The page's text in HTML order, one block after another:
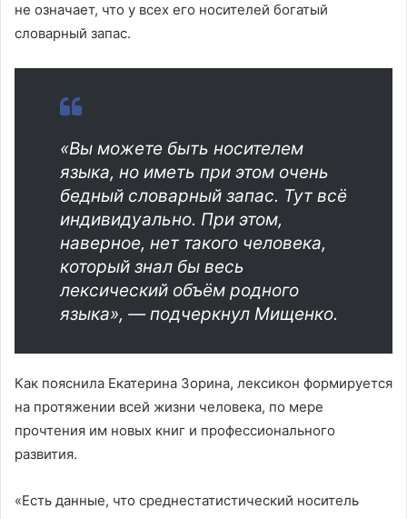
не означает, что у всех его носителей богатый
словарный запас.
«Вы можете быть носителем
языка, но иметь при этом очень
бедный словарный запас. Тут всё
индивидуально. При этом,
наверное, нет такого человека,
который знал бы весь
лексический объём родного
языка», — подчеркнул Мищенко.
Как пояснила Екатерина Зорина, лексикон формируется
на протяжении всей жизни человека, по мере
прочтения им новых книг и профессионального
развития.
«Есть данные, что среднестатистический носитель